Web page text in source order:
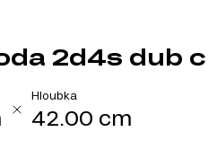
2d4s dub
Hloubka
42.00 cm